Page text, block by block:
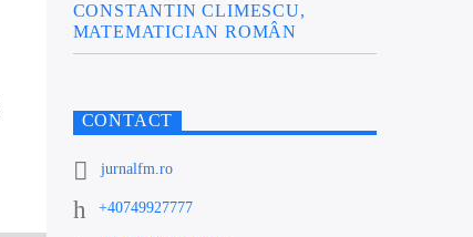
CONSTANTIN CLIMESCU,
MATEMATICIAN ROMÂN
CONTACT
jurnalfm.ro
+40749927777